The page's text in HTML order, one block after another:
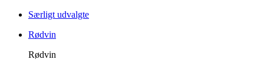
Særligt udvalgte
Rødvin
Rødvin